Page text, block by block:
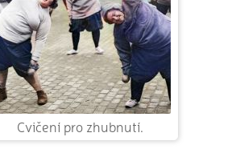
Cvičení pro zhubnutí.